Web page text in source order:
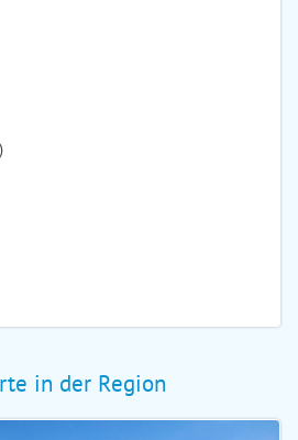
in der Region